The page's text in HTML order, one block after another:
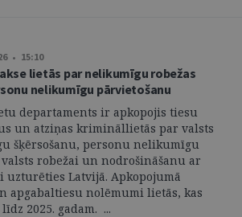
• 15:10
lietās par nelikumīgu robežas
nelikumīgu pārvietošanu
departaments ir apkopojis tiesu
un atziņas krimināllietās par valsts
šķērsošanu, personu nelikumīgu
robežai un nodrošināšanu ar
Latvijā. Apkopojumā
apgabaltiesu nolēmumi lietās, kas
2025. gadam. ...